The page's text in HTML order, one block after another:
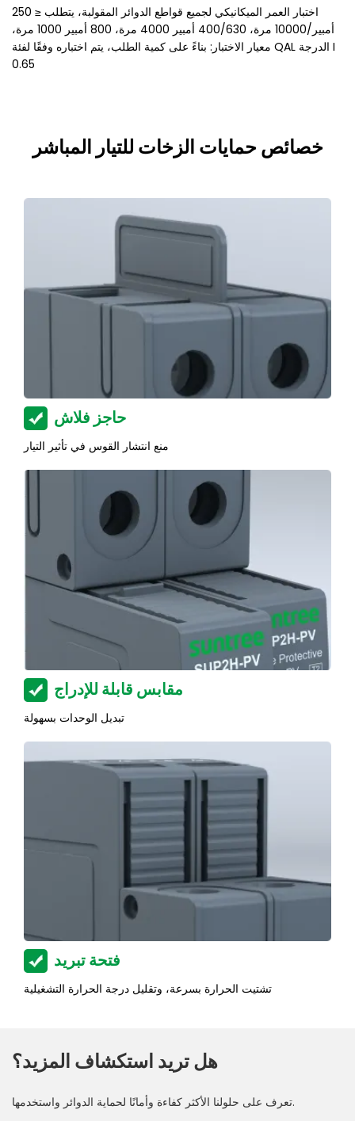
اختبار العمر الميكانيكي لجميع قواطع الدوائر المقولبة، يتطلب ≤ 250
أمبير/10000 مرة، 400/630 أمبير 4000 مرة، 800 أمبير 1000 مرة،
معيار الاختبار: بناءً على كمية الطلب، يتم اختباره وفقًا لفئة QAL الدرجة I
0.65
خصائص حمايات الزخات للتيار المباشر
حاجز فلاش
منع انتشار القوس في تأثير التيار
مقابس قابلة للإدراج
تبديل الوحدات بسهولة
فتحة تبريد
تشتيت الحرارة بسرعة، وتقليل درجة الحرارة التشغيلية
هل تريد استكشاف المزيد؟
تعرف على حلولنا الأكثر كفاءة وأمانًا لحماية الدوائر واستخدمها.